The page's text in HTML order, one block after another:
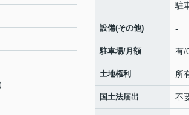
駐
設備(その他) -
駐車場/月額 有/
土地権利 所
国土法届出 不